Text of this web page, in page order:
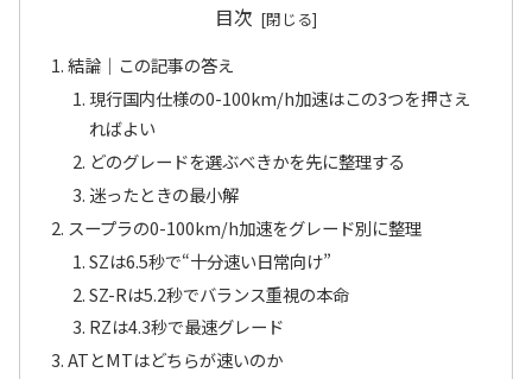
目次
結論｜この記事の答え
現行国内仕様の0-100km/h加速はこの3つを押さえ
ればよい
どのグレードを選ぶべきかを先に整理する
迷ったときの最小解
スープラの0-100km/h加速をグレード別に整理
SZは6.5秒で“十分速い日常向け”
SZ-Rは5.2秒でバランス重視の本命
RZは4.3秒で最速グレード
ATとMTはどちらが速いのか